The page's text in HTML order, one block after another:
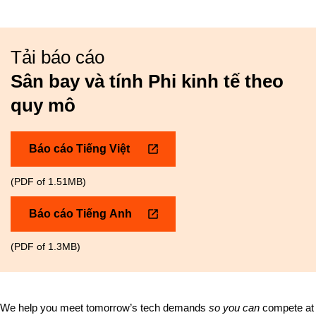
Tải báo cáo
Sân bay và tính Phi kinh tế theo
quy mô
Báo cáo Tiếng Việt
(PDF of 1.51MB)
Báo cáo Tiếng Anh
(PDF of 1.3MB)
We help you meet tomorrow’s tech demands so you can compete at